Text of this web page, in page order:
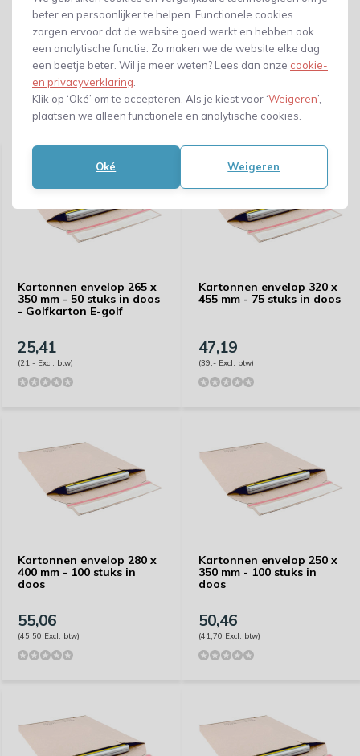
beter en persoonlijker te helpen. Functionele cookies
zorgen ervoor dat de website goed werkt en hebben ook
een analytische functie. Zo maken we de website elke dag
een beetje beter. Wil je meer weten? Lees dan onze cookie-
en privacyverklaring
Klik op ‘Oké’ om te accepteren. Als je kiest voor ‘Weigeren’,
plaatsen we alleen functionele en analytische cookies.
Oké Weigeren
Gerelateerde producten
Kartonnen envelop 265 x
350 mm - 50 stuks in doos
- Golfkarton E-golf
25,41
(21,- Excl. btw)
Kartonnen envelop 320 x
455 mm - 75 stuks in doos
47,19
(39,- Excl. btw)
Kartonnen envelop 280 x
400 mm - 100 stuks in
doos
55,06
(45,50 Excl. btw)
Kartonnen envelop 250 x
350 mm - 100 stuks in
doos
50,46
(41,70 Excl. btw)